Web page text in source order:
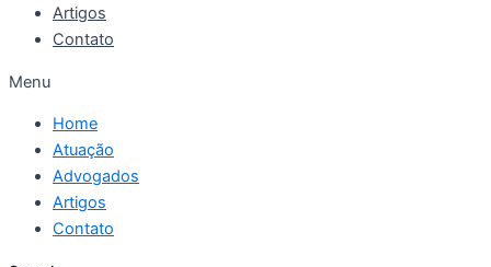
Artigos
Contato
Menu
Home
Atuação
Advogados
Artigos
Contato